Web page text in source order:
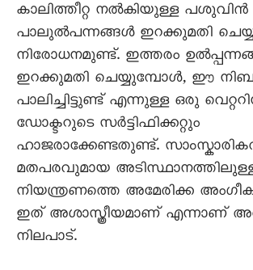
കാലിത്തീറ്റ നൽകിയുള്ള പശുവിൻ
പാലുൽപന്നങ്ങൾ ഇറക്കുമതി
നിരോധനമുണ്ട്. ഇത്തരം
ഇറക്കുമതി ചെയ്യുമ്പോൾ, ഈ
പാലിച്ചിട്ടുണ്ട് എന്നുള്ള ഒരു
ഡോക്ടറുടെ സർട്ടിഫിക്കറ്റും
ഹാജരാക്കേണ്ടതുണ്ട്.
മതപരവുമായ
നിയന്ത്രണത്തെ അമേരിക്ക
ഇത് അശാസ്ത്രീയമാണ് എന്നാണ്
നിലപാട്.